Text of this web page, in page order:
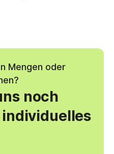
Mengen oder
noch